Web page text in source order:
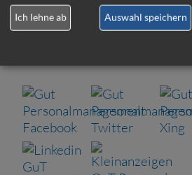
+49 (0)89 590 68 65-0
Ich lehne ab Auswahl speichern